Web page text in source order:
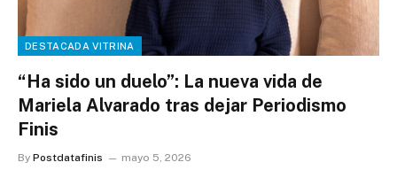
DESTACADA VITRINA
“Ha sido un duelo”: La nueva vida de
Mariela Alvarado tras dejar Periodismo
Finis
By Postdatafinis mayo 5, 2026